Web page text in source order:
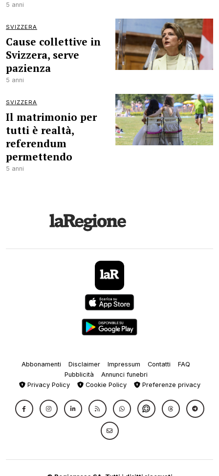
5 anni
SVIZZERA
Cause collettive in
Svizzera, serve
pazienza
5 anni
SVIZZERA
Il matrimonio per
tutti è realtà,
referendum
permettendo
5 anni
Abbonamenti Disclaimer Impressum Contatti
FAQ
Pubblicità
Annunci funebri
Privacy Policy
Cookie Policy Preferenze privacy